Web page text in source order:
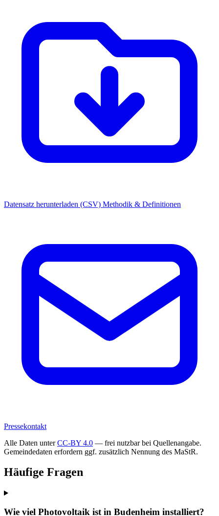
Datensatz herunterladen (CSV) Methodik & Definitionen
Pressekontakt
Alle Daten unterCC-BY 4.0 — frei nutzbar bei Quellenangabe.
Gemeindedaten erfordern ggf. zusätzlich Nennung des MaStR.
Häufige Fragen
Wie viel Photovoltaik ist in Budenheim installiert?